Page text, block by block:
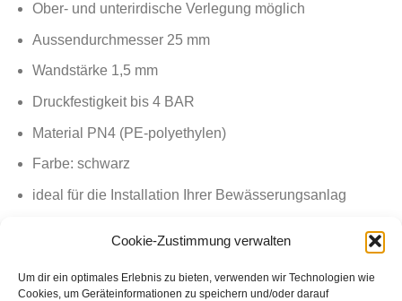
Cookie-Zustimmung verwalten
Um dir ein optimales Erlebnis zu bieten, verwenden wir Technologien wie
Cookies, um Geräteinformationen zu speichern und/oder darauf
Ober- und unterirdische Verlegung möglich
Aussendurchmesser 25 mm
Wandstärke 1,5 mm
Druckfestigkeit bis 4 BAR
Material PN4 (PE-polyethylen)
Farbe: schwarz
ideal für die Installation Ihrer Bewässerungsanlag